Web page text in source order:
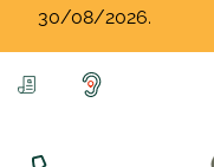
30/08/2026.